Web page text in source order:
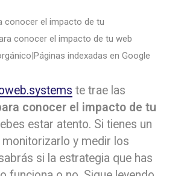
te trae las
conocer el impacto de tu
estar atento. Si tienes un
y medir los
si la estrategia que has